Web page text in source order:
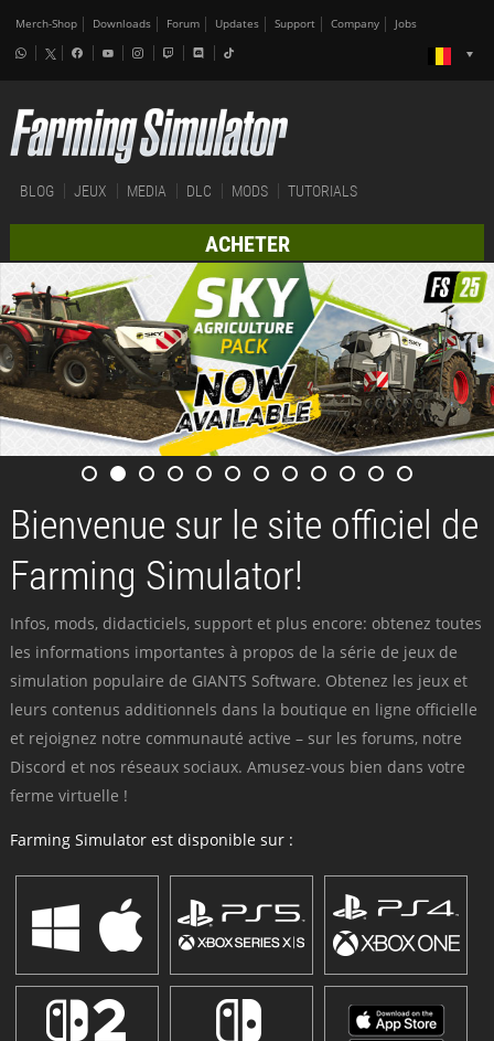
Merch-Shop Downloads Forum Updates Support Company Jobs
BLOG JEUX MEDIA DLC MODS TUTORIALS
ACHETER
Bienvenue sur le site officiel de
Farming Simulator!
Infos, mods, didacticiels, support et plus encore: obtenez toutes
les informations importantes à propos de la série de jeux de
simulation populaire de GIANTS Software. Obtenez les jeux et
leurs contenus additionnels dans la boutique en ligne officielle
et rejoignez notre communauté active – sur les forums, notre
Discord et nos réseaux sociaux. Amusez-vous bien dans votre
ferme virtuelle !
Farming Simulator est disponible sur :